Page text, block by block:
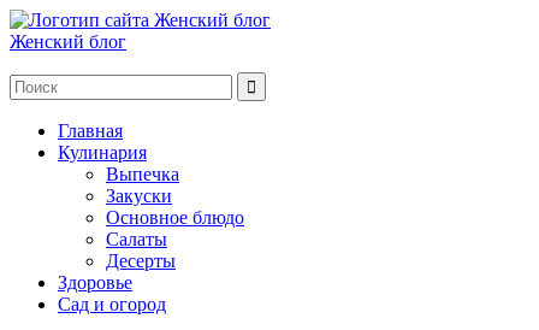
Женский блог
Главная
Кулинария
Выпечка
Закуски
Основное блюдо
Салаты
Десерты
Здоровье
Сад и огород